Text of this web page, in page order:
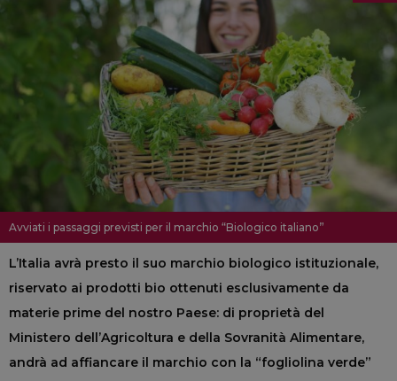
Avviati i passaggi previsti per il marchio “Biologico italiano”
L’Italia avrà presto il suo marchio biologico istituzionale,
riservato ai prodotti bio ottenuti esclusivamente da
materie prime del nostro Paese: di proprietà del
Ministero dell’Agricoltura e della Sovranità Alimentare,
andrà ad affiancare il marchio con la “fogliolina verde”